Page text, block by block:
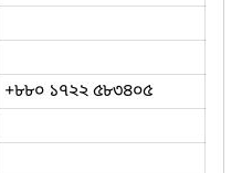
+৮৮০ ১৭২২ ৫৮৩৪০৫